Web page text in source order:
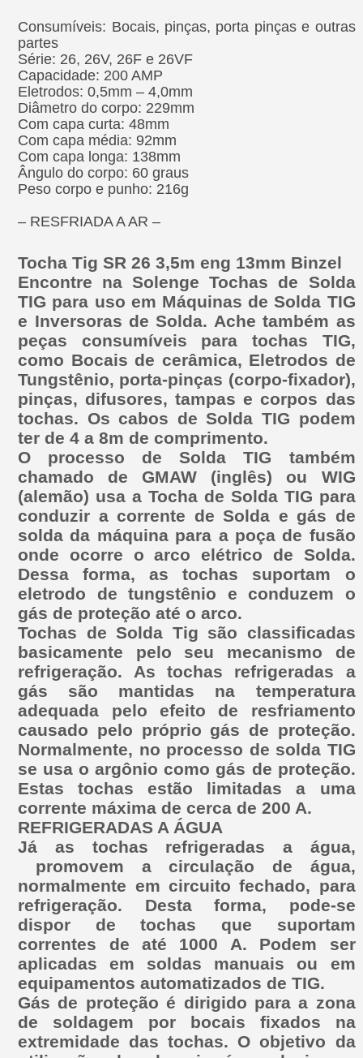
Consumíveis: Bocais, pinças, porta pinças e outras
partes
Série: 26, 26V, 26F e 26VF
Capacidade: 200 AMP
Eletrodos: 0,5mm – 4,0mm
Diâmetro do corpo: 229mm
Com capa curta: 48mm
Com capa média: 92mm
Com capa longa: 138mm
Ângulo do corpo: 60 graus
Peso corpo e punho: 216g
– RESFRIADA A AR –
Tocha Tig SR 26 3,5m eng 13mm Binzel
Encontre na Solenge Tochas de Solda
TIG para uso em Máquinas de Solda TIG
e Inversoras de Solda. Ache também as
peças consumíveis para tochas TIG,
como Bocais de cerâmica, Eletrodos de
Tungstênio, porta-pinças (corpo-fixador),
pinças, difusores, tampas e corpos das
tochas. Os cabos de Solda TIG podem
ter de 4 a 8m de comprimento.
O processo de Solda TIG também
chamado de GMAW (inglês) ou WIG
(alemão) usa a Tocha de Solda TIG para
conduzir a corrente de Solda e gás de
solda da máquina para a poça de fusão
onde ocorre o arco elétrico de Solda.
Dessa forma, as tochas suportam o
eletrodo de tungstênio e conduzem o
gás de proteção até o arco.
Tochas de Solda Tig são classificadas
basicamente pelo seu mecanismo de
refrigeração. As tochas refrigeradas a
gás são mantidas na temperatura
adequada pelo efeito de resfriamento
causado pelo próprio gás de proteção.
Normalmente, no processo de solda TIG
se usa o argônio como gás de proteção.
Estas tochas estão limitadas a uma
corrente máxima de cerca de 200 A.
REFRIGERADAS A ÁGUA
Já as tochas refrigeradas a água,
promovem a circulação de água,
normalmente em circuito fechado, para
refrigeração. Desta forma, pode-se
dispor de tochas que suportam
correntes de até 1000 A. Podem ser
aplicadas em soldas manuais ou em
equipamentos automatizados de TIG.
Gás de proteção é dirigido para a zona
de soldagem por bocais fixados na
extremidade das tochas. O objetivo da